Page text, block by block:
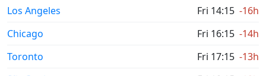
Los Angeles
Fri 14:15 -16h
Chicago
Fri 16:15 -14h
Toronto
Fri 17:15 -13h